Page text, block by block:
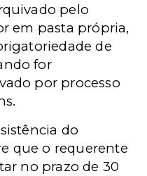
pelo
em pasta própria,
de
for
por processo
do
que o requerente
no prazo de 30